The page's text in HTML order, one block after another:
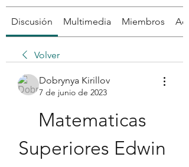
Discusión Multimedia Miembros
Volver
Dobrynya Kirillov
7 de junio de 2023
Matematicas
Superiores Edwin